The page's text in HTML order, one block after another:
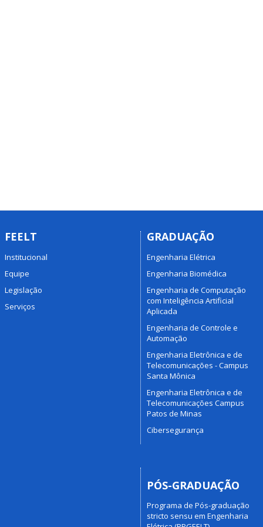
FEELT
Institucional
Equipe
Legislação
Serviços
GRADUAÇÃO
Engenharia Elétrica
Engenharia Biomédica
Engenharia de Computação
com Inteligência Artificial
Aplicada
Engenharia de Controle e
Automação
Engenharia Eletrônica e de
Telecomunicações - Campus
Santa Mônica
Engenharia Eletrônica e de
Telecomunicações Campus
Patos de Minas
Cibersegurança
PÓS-GRADUAÇÃO
Programa de Pós-graduação
stricto sensu em Engenharia